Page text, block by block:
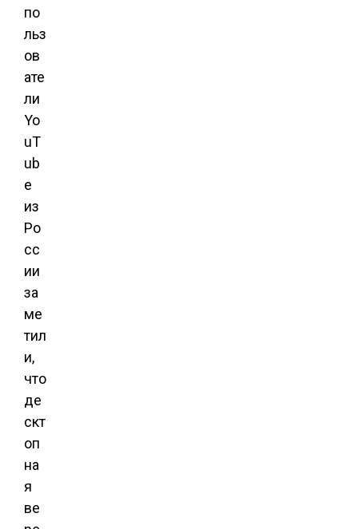
по
льз
ов
ате
ли
Yo
uT
ub
e
из
Ро
сс
ии
за
ме
тил
и,
что
де
скт
оп
на
я
ве